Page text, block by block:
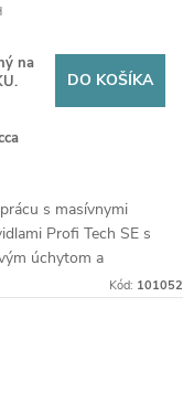
na
DO KOŠÍKA
s masívnymi
Profi Tech SE s
úchytom a
kg, ktoré zaručujú
ktorá šetrí váš čas aj
Kód: 101052